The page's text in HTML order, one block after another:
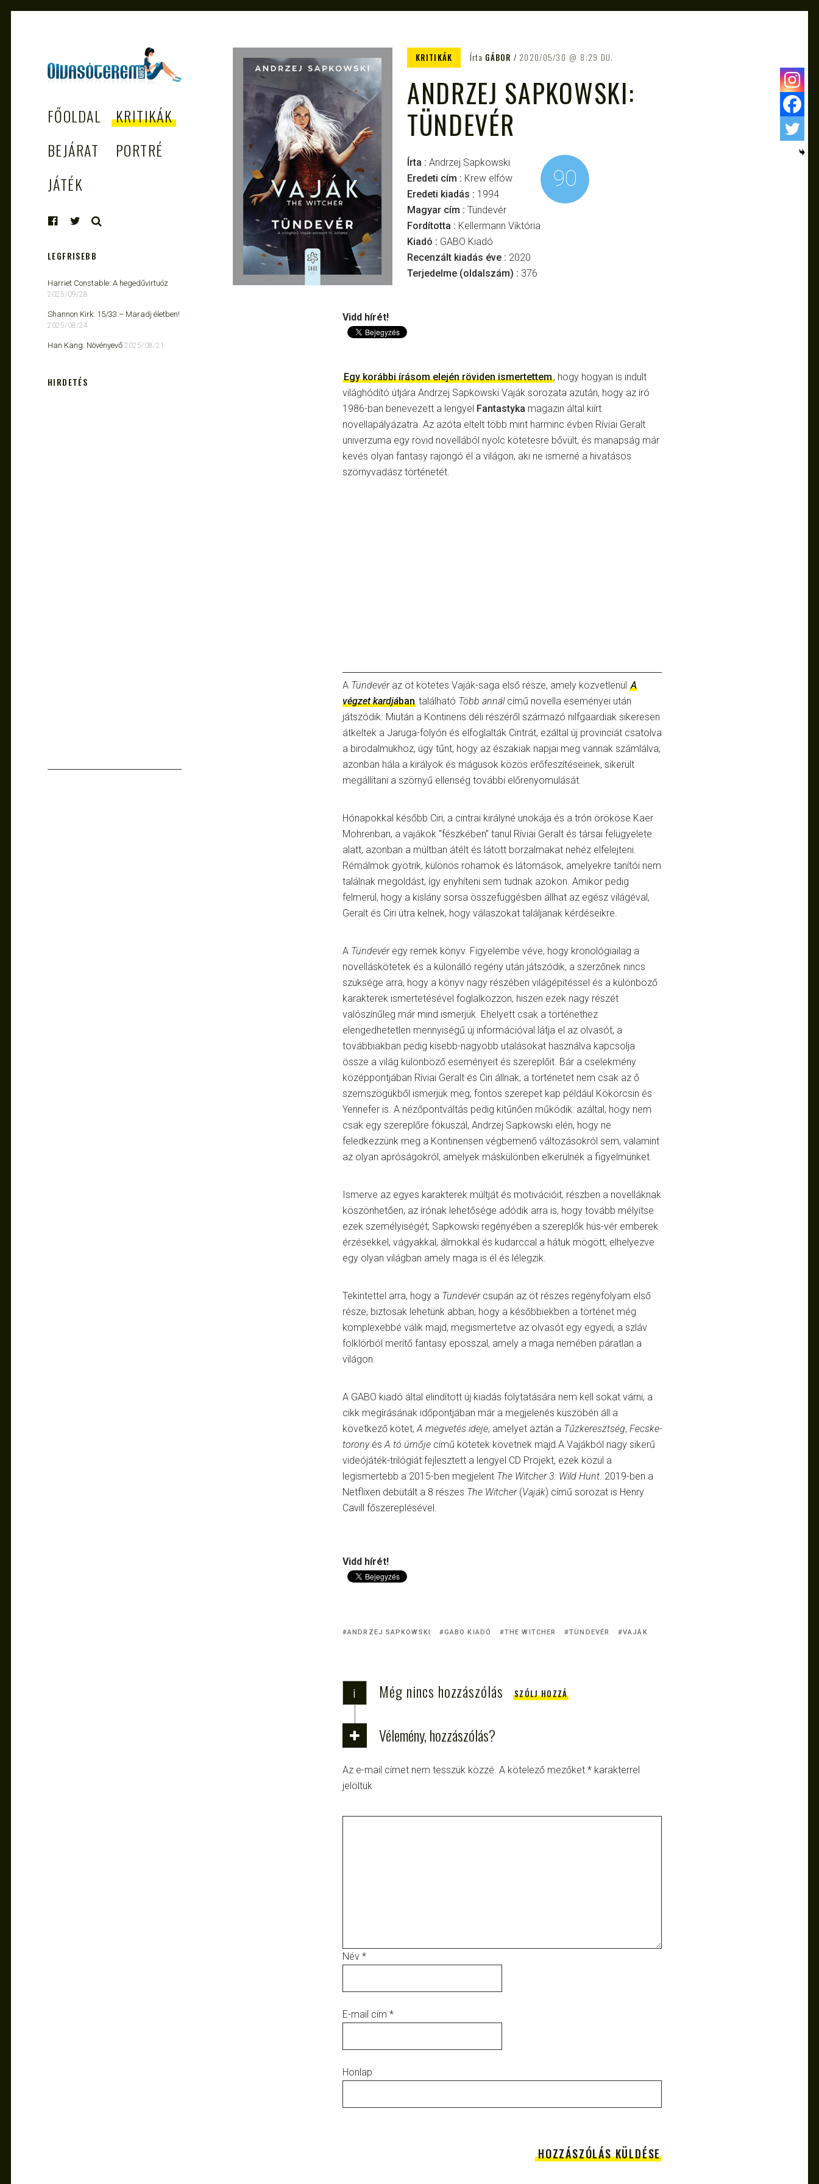
– AZ EGÉSZSÉGES
OLVASÁS
TÁMOGATÓJA
FŐOLDAL
KRITIKÁK
BEJÁRAT
PORTRÉ
JÁTÉK
KRITIKÁK Írta GÁBOR 2020/05/30 8:29 DU.
ANDRZEJ SAPKOWSKI:
TÜNDEVÉR
Írta : Andrzej Sapkowski
Eredeti cím : Krew elfów
Eredeti kiadás : 1994
Magyar cím : Tündevér
Fordította : Kellermann Viktória
Kiadó : GABO Kiadó
Recenzált kiadás éve : 2020
Terjedelme (oldalszám) : 376
90
Vidd hírét!
Egy korábbi írásom elején röviden ismertettem, hogy hogyan is indult
világhódító útjára Andrzej Sapkowski Vaják sorozata azután, hogy az író
1986-ban benevezett a lengyel Fantastyka magazin által kiírt
novellapályázatra. Az azóta eltelt több mint harminc évben Ríviai Geralt
univerzuma egy rövid novellából nyolc kötetesre bővült, és manapság már
kevés olyan fantasy rajongó él a világon, aki ne ismerné a hivatásos
szörnyvadász történetét.
A Tündevér az öt kötetes Vaják-saga első része, amely közvetlenül A
végzet kardjában található Több annálcímű novella eseményei után
játszódik. Miután a Kontinens déli részéről származó nilfgaardiak sikeresen
átkeltek a Jaruga-folyón és elfoglalták Cintrát, ezáltal új provinciát csatolva
a birodalmukhoz, úgy tűnt, hogy az északiak napjai meg vannak számlálva;
azonban hála a királyok és mágusok közös erőfeszítéseinek, sikerült
megállítani a szörnyű ellenség további előrenyomulását.
Hónapokkal később Ciri, a cintrai királyné unokája és a trón örököse Kaer
Mohrenban, a vajákok “fészkében” tanul Ríviai Geralt és társai felügyelete
alatt, azonban a múltban átélt és látott borzalmakat nehéz elfelejteni.
Rémálmok gyötrik, különös rohamok és látomások, amelyekre tanítói nem
találnak megoldást, így enyhíteni sem tudnak azokon. Amikor pedig
felmerül, hogy a kislány sorsa összefüggésben állhat az egész világéval,
Geralt és Ciri útra kelnek, hogy válaszokat találjanak kérdéseikre.
A Tündevér egy remek könyv. Figyelembe véve, hogy kronológiailag a
novelláskötetek és a különálló regény után játszódik, a szerzőnek nincs
szüksége arra, hogy a könyv nagy részében világépítéssel és a különböző
karakterek ismertetésével foglalkozzon, hiszen ezek nagy részét
valószínűleg már mind ismerjük. Ehelyett csak a történethez
elengedhetetlen mennyiségű új információval látja el az olvasót, a
továbbiakban pedig kisebb-nagyobb utalásokat használva kapcsolja
össze a világ különböző eseményeit és szereplőit. Bár a cselekmény
középpontjában Ríviai Geralt és Ciri állnak, a történetet nem csak az ő
szemszögükből ismerjük meg, fontos szerepet kap például Kökörcsin és
Yennefer is. A nézőpontváltás pedig kitűnően működik: azáltal, hogy nem
csak egy szereplőre fókuszál, Andrzej Sapkowski eléri, hogy ne
feledkezzünk meg a Kontinensen végbemenő változásokról sem, valamint
az olyan apróságokról, amelyek máskülönben elkerülnék a figyelmünket.
Ismerve az egyes karakterek múltját és motivációit, részben a novelláknak
köszönhetően, az írónak lehetősége adódik arra is, hogy tovább mélyítse
ezek személyiségét; Sapkowski regényében a szereplők hús-vér emberek
érzésekkel, vágyakkal, álmokkal és kudarccal a hátuk mögött, elhelyezve
egy olyan világban amely maga is él és lélegzik.
Tekintettel arra, hogy a Tündevér csupán az öt részes regényfolyam első
része, biztosak lehetünk abban, hogy a későbbiekben a történet még
komplexebbé válik majd, megismertetve az olvasót egy egyedi, a szláv
folklórból merítő fantasy eposszal, amely a maga nemében páratlan a
világon.
A GABO kiadó által elindított új kiadás folytatására nem kell sokat várni, a
cikk megírásának időpontjában már a megjelenés küszöbén áll a
következő kötet,A megvetés ideje, amelyet aztán a Tűzkeresztség, Fecske-
toronyésA tó úrnője című kötetek követnek majd.A Vajákból nagy sikerű
videójáték-trilógiát fejlesztett a lengyel CD Projekt, ezek közül a
legismertebb a 2015-ben megjelent The Witcher 3: Wild Hunt. 2019-ben a
Netflixen debütált a 8 részes The Witcher(Vaják) című sorozat is Henry
Cavill főszereplésével.
Vidd hírét!
ANDRZEJ SAPKOWSKI GABO KIADÓ THE WITCHER TÜNDEVÉR VAJÁK
i Még nincs hozzászólás SZÓLJ HOZZÁ
Vélemény, hozzászólás?
Az e-mail címet nem tesszük közzé. A kötelező mezőket * karakterrel
jelöltük
Név *
E-mail cím *
Honlap
LEGFRISEBB
Harriet Constable: A hegedűvirtuóz
2025/09/28
Shannon Kirk: 15/33 ​– Maradj életben!
2025/08/24
Han Kang: Növényevő 2025/08/21
HIRDETÉS